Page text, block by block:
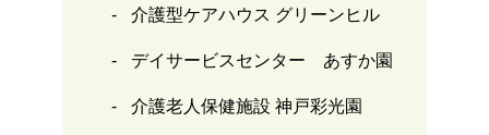
介護型ケアハウス グリーンヒル
デイサービスセンター あすか園
介護老人保健施設 神戸彩光園